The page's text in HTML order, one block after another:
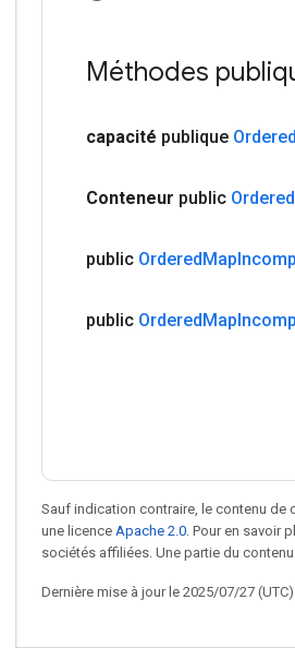
Méthodes
capacité publique Ordered
Conteneur public Ordered
public OrderedMap
public OrderedMap
Sauf indication contraire, le contenu de
une licence Apache 2.0 . Pour en savoir
sociétés affiliées. Une partie du
Dernière mise à jour le 2025/07/27 (UTC).